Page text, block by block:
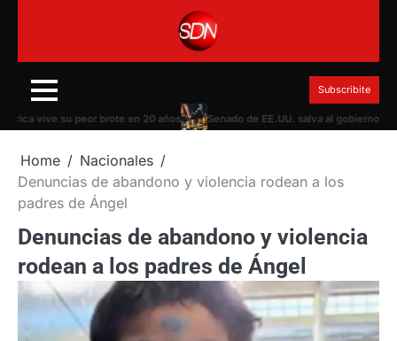
Subscribite
vive su peor brote en 20 años Senado de EE.UU. salva al gobierno Trump
Home
Nacionales
Denuncias de abandono y violencia rodean a los
padres de Ángel
Denuncias de abandono y violencia
rodean a los padres de Ángel